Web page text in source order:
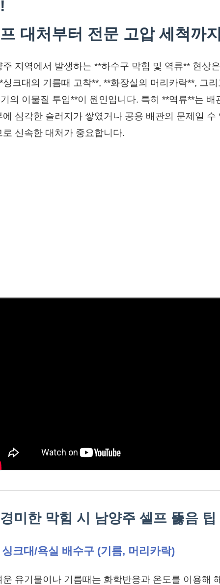
대처부터 전문 고압 세척까
주 지역에서 발생하는 **하수구 막힘 및 역류** 현상
싱크대의 기름때 고착**, **화장실의 머리카락**, 그리
의 이물질 투입**이 원인입니다. 특히 **역류**는 배
에 심각한 슬러지가 쌓였거나 공용 배관의 문제일 수
로 신속한 대처가 중요합니다.
미한 막힘 시 남양주 셀프 뚫음 팁
크대/욕실 배수구 (기름, 머리카락)
운 유기물이나 기름때는 화학반응과 온도를 이용해